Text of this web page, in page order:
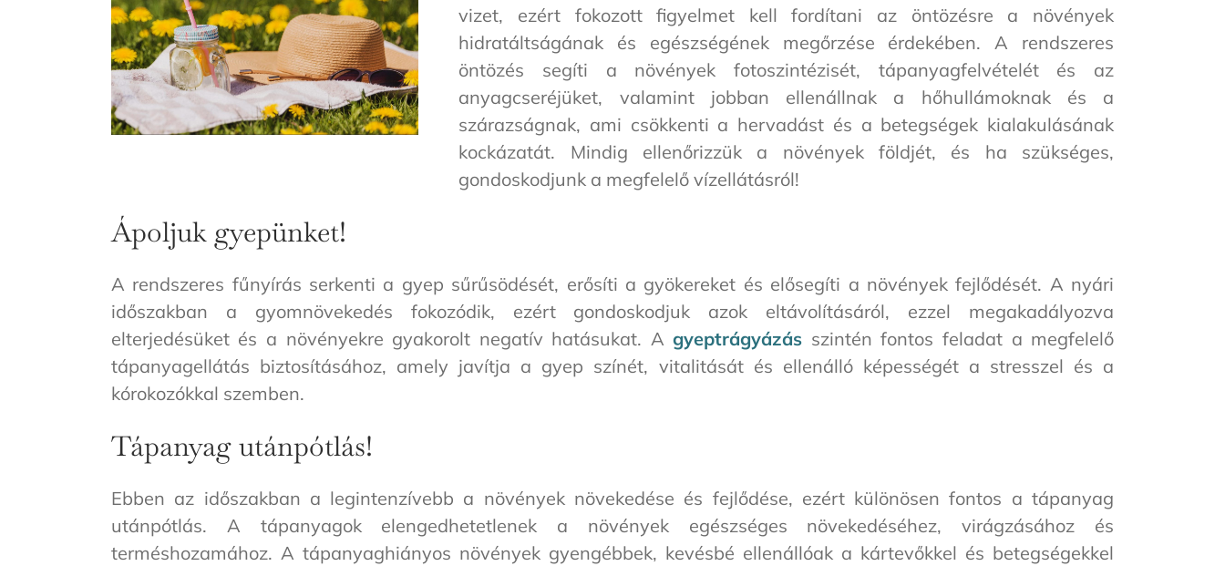
vizet, ezért fokozott figyelmet kell fordítani az öntözésre a növények
hidratáltságának és egészségének megőrzése érdekében. A rendszeres
öntözés segíti a növények fotoszintézisét, tápanyagfelvételét és az
anyagcseréjüket, valamint jobban ellenállnak a hőhullámoknak és a
szárazságnak, ami csökkenti a hervadást és a betegségek kialakulásának
kockázatát. Mindig ellenőrizzük a növények földjét, és ha szükséges,
gondoskodjunk a megfelelő vízellátásról!
Ápoljuk gyepünket!
A rendszeres fűnyírás serkenti a gyep sűrűsödését, erősíti a gyökereket és elősegíti a növények fejlődését. A nyári
időszakban a gyomnövekedés fokozódik, ezért gondoskodjuk azok eltávolításáról, ezzel megakadályozva
elterjedésüket és a növényekre gyakorolt negatív hatásukat. Agyeptrágyázás szintén fontos feladat a megfelelő
tápanyagellátás biztosításához, amely javítja a gyep színét, vitalitását és ellenálló képességét a stresszel és a
kórokozókkal szemben.
Tápanyag utánpótlás!
Ebben az időszakban a legintenzívebb a növények növekedése és fejlődése, ezért különösen fontos a tápanyag
utánpótlás. A tápanyagok elengedhetetlenek a növények egészséges növekedéséhez, virágzásához és
terméshozamához. A tápanyaghiányos növények gyengébbek, kevésbé ellenállóak a kártevőkkel és betegségekkel